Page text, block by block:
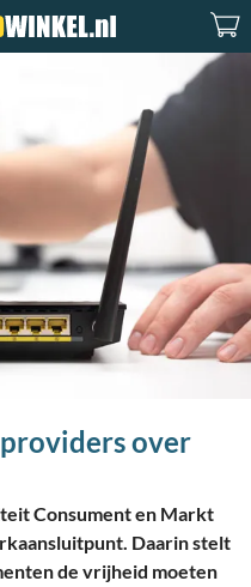
over
Consument en Markt
Daarin stelt
de vrijheid moeten